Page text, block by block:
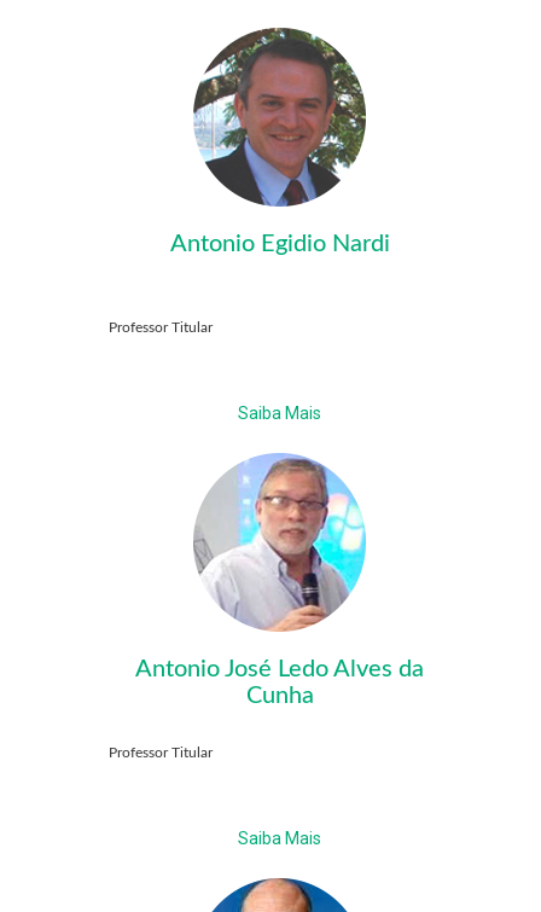
Antonio Egidio Nardi
Professor Titular
Saiba Mais
Antonio José Ledo Alves da
Cunha
Professor Titular
Saiba Mais